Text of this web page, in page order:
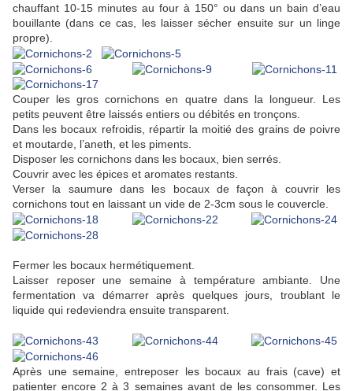
chauffant 10-15 minutes au four à 150° ou dans un bain d’eau
bouillante (dans ce cas, les laisser sécher ensuite sur un linge
propre).
Couper les gros cornichons en quatre dans la longueur. Les
petits peuvent être laissés entiers ou débités en tronçons.
Dans les bocaux refroidis, répartir la moitié des grains de poivre
et moutarde, l’aneth, et les piments.
Disposer les cornichons dans les bocaux, bien serrés.
Couvrir avec les épices et aromates restants.
Verser la saumure dans les bocaux de façon à couvrir les
cornichons tout en laissant un vide de 2-3cm sous le couvercle.
Fermer les bocaux hermétiquement.
Laisser reposer une semaine à température ambiante. Une
fermentation va démarrer après quelques jours, troublant le
liquide qui redeviendra ensuite transparent.
Après une semaine, entreposer les bocaux au frais (cave) et
patienter encore 2 à 3 semaines avant de les consommer. Les